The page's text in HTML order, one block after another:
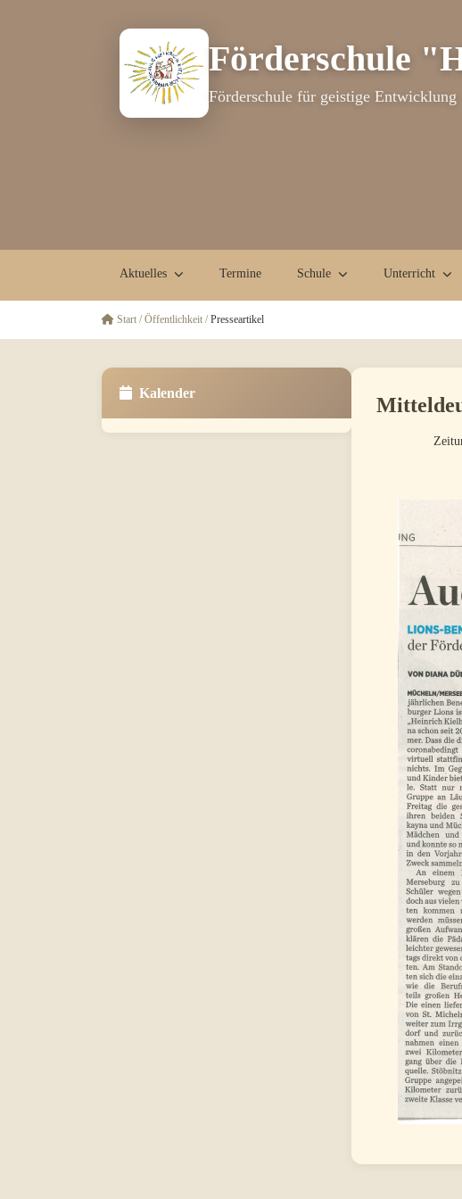
Förderschule
Förderschule für geistige Entwicklung
Kalender
Zeitungs-
Aktuelles Termine Schule Unterricht
Start /Öffentlichkeit /Presseartikel